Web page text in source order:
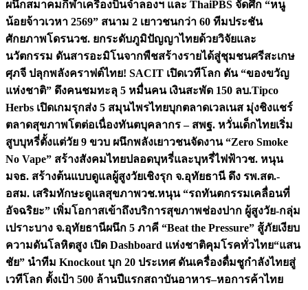
ผนึกสมาคมกีฬาเครื่องบินจำลองฯ และ ThaiPBS จัดศึก “หนู
น้อยจ้าวเวหา 2569” สนาม 2 เยาวชนกว่า 60 ทีมประชัน
ศักยภาพโดรนวช. ยกระดับภูมิปัญญาไทยด้วยวิจัยและ
นวัตกรรม ดันสารอะมิโนจากพืชสร้างรายได้สู่ชุมชนศรีสะเกษ
ศุภจี ปลุกพลังคราฟต์ไทย! SACIT เปิดเวทีโลก ดัน “ของขวัญ
แห่งชาติ” ดึงคนชมทะลุ 5 หมื่นคน เงินสะพัด 150 ลบ.Tipco
Herbs เปิดเกมรุกส่ง 5 สมุนไพรไทยบุกตลาดเวลเนส มุ่งชิงแชร์
ตลาดสุขภาพโตต่อเนื่องทันตบุคลากร – สพฐ. หวั่นเด็กไทยเริ่ม
สูบบุหรี่ตั้งแต่วัย 9 ขวบ ผนึกพลังเยาวชนจัดงาน “Zero Smoke
No Vape” สร้างสังคมไทยปลอดบุหรี่และบุหรี่ไฟฟ้าวช. หนุน
มจธ. สร้างต้นแบบดูแลผู้สูงวัยเชิงรุก จ.อุทัยธานี ดึง รพ.สต.-
อสม. เสริมทักษะดูแลสุขภาพวช.หนุน “รถทันตกรรมเคลื่อนที่
อัจฉริยะ” เพิ่มโอกาสเข้าถึงบริการสุขภาพช่องปาก ผู้สูงวัย-กลุ่ม
เปราะบาง จ.อุทัยธานีผนึก 5 ภาคี “Beat the Pressure” สู้ภัยเงียบ
ความดันโลหิตสูง เปิด Dashboard แห่งชาติคุมโรคทั่วไทย“แสน
ชัย” นำทีม Knockout บุก 20 ประเทศ ดันเครื่องดื่มชูกำลังไทยสู่
เวทีโลก ตั้งเป้า 500 ล้านปีแรกสถาบันอาหาร–หอการค้าไทย